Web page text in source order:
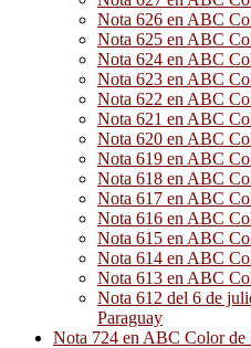
Nota 626 en ABC
Nota 625 en ABC
Nota 624 en ABC
Nota 623 en ABC
Nota 622 en ABC
Nota 621 en ABC
Nota 620 en ABC
Nota 619 en ABC
Nota 618 en ABC
Nota 617 en ABC
Nota 616 en ABC
Nota 615 en ABC
Nota 614 en ABC
Nota 613 en ABC
Nota 612 del 6 de
Paraguay
Nota 724 en ABC Color de